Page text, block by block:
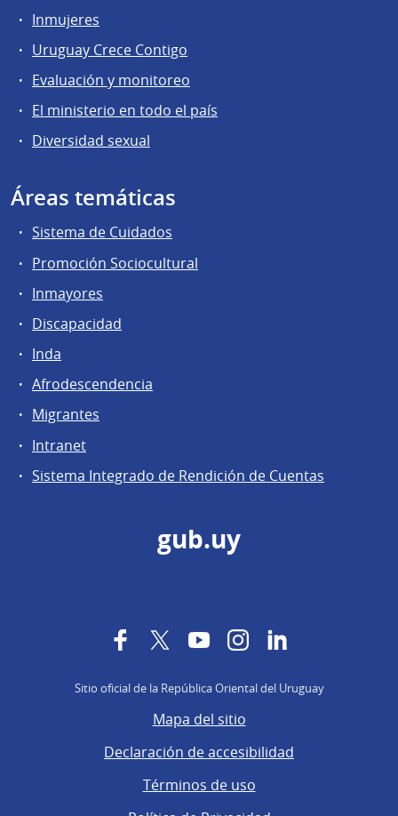
Inmujeres
Uruguay Crece Contigo
Evaluación y monitoreo
El ministerio en todo el país
Diversidad sexual
Áreas temáticas
Sistema de Cuidados
Promoción Sociocultural
Inmayores
Discapacidad
Inda
Afrodescendencia
Migrantes
Intranet
Sistema Integrado de Rendición de Cuentas
gub.uy
FacebookTwitterYouTubeInstagram
Sitio oficial de la República Oriental del Uruguay
Mapa del sitio
Declaración de accesibilidad
Términos de uso